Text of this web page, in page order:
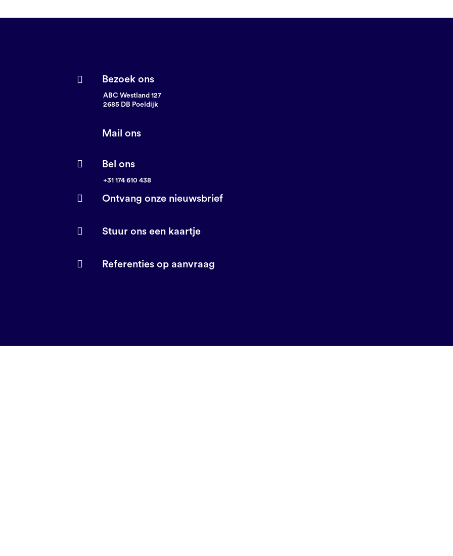
Bezoek ons
ABC Westland 127
2685 DB Poeldijk
Mail ons
Bel ons
+31 174 610 438
Ontvang onze nieuwsbrief
Stuur ons een kaartje
Referenties op aanvraag